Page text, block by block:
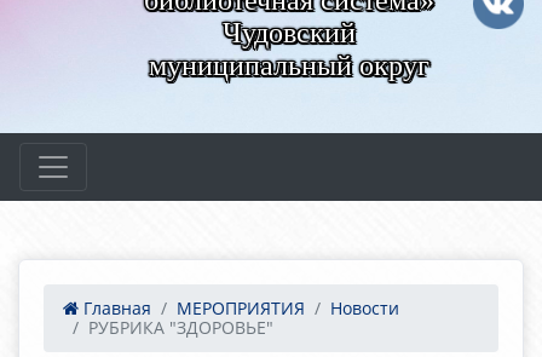
Чудовский
муниципальный округ
Главная МЕРОПРИЯТИЯ
Новости
РУБРИКА "ЗДОРОВЬЕ"